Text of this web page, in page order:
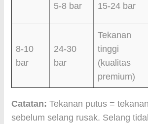
5-8 bar 15-24 bar
8-10
bar
24-30
bar
Tekanan
tinggi
(kualitas
premium)
Catatan: Tekanan putus =
sebelum selang rusak. Selang